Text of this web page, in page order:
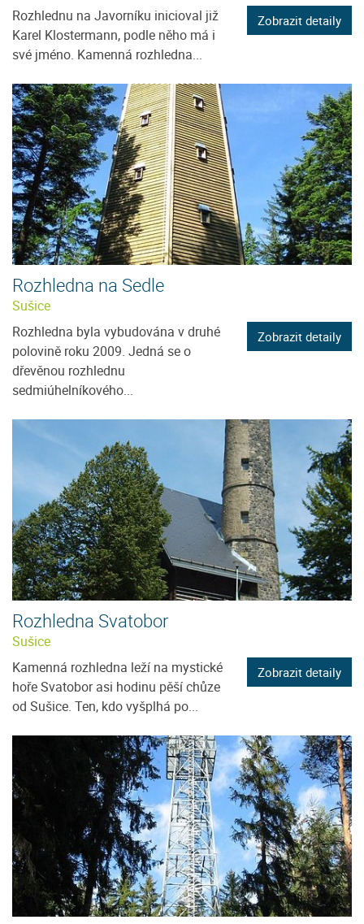
Rozhlednu na Javorníku inicioval již
Karel Klostermann, podle něho má i
své jméno. Kamenná rozhledna...
Zobrazit detaily
Rozhledna na Sedle
Sušice
Rozhledna byla vybudována v druhé
polovině roku 2009. Jedná se o
dřevěnou rozhlednu
sedmiúhelníkového...
Zobrazit detaily
Rozhledna Svatobor
Sušice
Kamenná rozhledna leží na mystické
hoře Svatobor asi hodinu pěší chůze
od Sušice. Ten, kdo vyšplhá po...
Zobrazit detaily